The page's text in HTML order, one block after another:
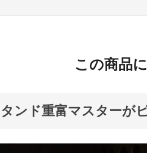
この商品
ンド重富マスターが